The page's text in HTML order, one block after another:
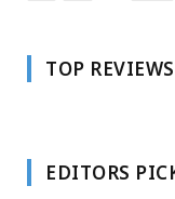
TOP REVIEWS
EDITORS